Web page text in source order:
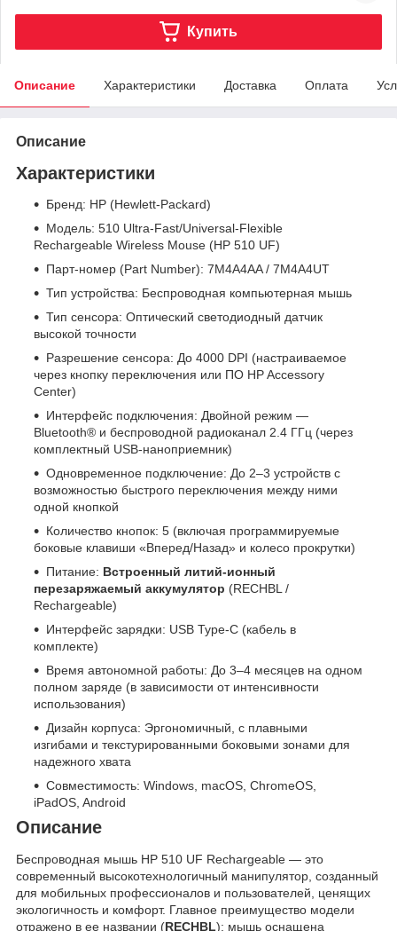
Купить
Описание Характеристики Доставка Оплата
Описание
Характеристики
Бренд: HP (Hewlett-Packard)
Модель: 510 Ultra-Fast/Universal-Flexible
Rechargeable Wireless Mouse (HP 510 UF)
Парт-номер (Part Number): 7M4A4AA / 7M4A4UT
Тип устройства: Беспроводная компьютерная мышь
Тип сенсора: Оптический светодиодный датчик
высокой точности
Разрешение сенсора: До 4000 DPI (настраиваемое
через кнопку переключения или ПО HP Accessory
Center)
Интерфейс подключения: Двойной режим —
Bluetooth® и беспроводной радиоканал 2.4 ГГц (через
комплектный USB-наноприемник)
Одновременное подключение: До 2–3 устройств с
возможностью быстрого переключения между ними
одной кнопкой
Количество кнопок: 5 (включая программируемые
боковые клавиши «Вперед/Назад» и колесо прокрутки)
Питание: Встроенный литий-ионный
перезаряжаемый аккумулятор (RECHBL /
Rechargeable)
Интерфейс зарядки: USB Type-C (кабель в
комплекте)
Время автономной работы: До 3–4 месяцев на одном
полном заряде (в зависимости от интенсивности
использования)
Дизайн корпуса: Эргономичный, с плавными
изгибами и текстурированными боковыми зонами для
надежного хвата
Совместимость: Windows, macOS, ChromeOS,
iPadOS, Android
Описание
Беспроводная мышь HP 510 UF Rechargeable — это
современный высокотехнологичный манипулятор, созданный
для мобильных профессионалов и пользователей, ценящих
экологичность и комфорт. Главное преимущество модели
отражено в ее названии (RECHBL): мышь оснащена